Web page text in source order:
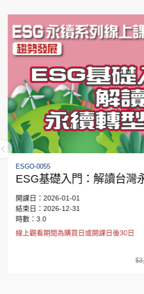
ESGO-0055
ESG基礎入門：解讀台灣
開課日：2026-01-01
結束日：2026-12-31
時數：3.0
線上觀看期間為購買日或開課日後30日